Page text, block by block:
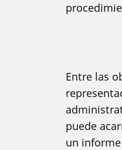
Entre las
puede
un